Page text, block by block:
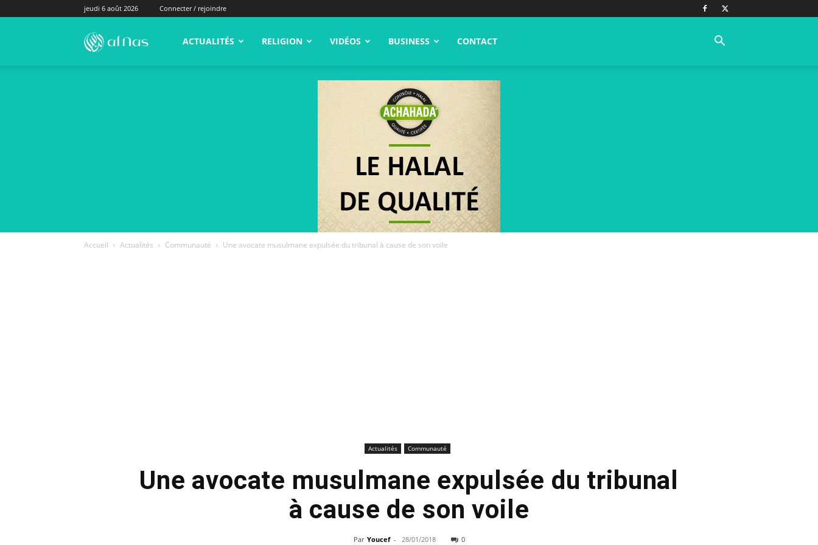
jeudi 6 août 2026 Connecter / rejoindre
alNas.fr ACTUALITÉS RELIGION VIDÉOS BUSINESS CONTACT
Accueil Actualités Communauté Une avocate musulmane expulsée du tribunal à cause de son voile
Actualités Communauté
Une avocate musulmane expulsée du tribunal
à cause de son voile
Par Youcef - 28/01/2018 0